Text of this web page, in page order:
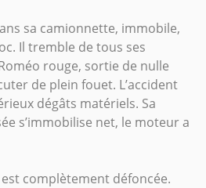
sa camionnette, immobile,
Il tremble de tous ses
rouge, sortie de nulle
de plein fouet. L’accident
dégâts matériels. Sa
s’immobilise net, le moteur a
est complètement défoncée.